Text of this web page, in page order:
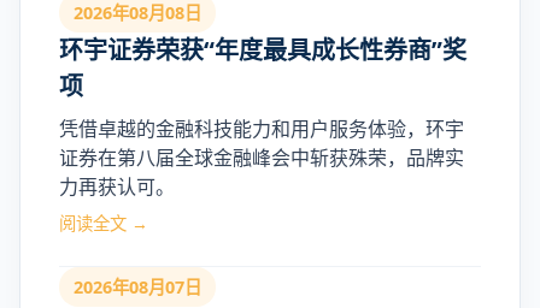
2026年08月08日
环宇证券荣获“年度最具成长性券商”奖
项
凭借卓越的金融科技能力和用户服务体验，环宇
证券在第八届全球金融峰会中斩获殊荣，品牌实
力再获认可。
阅读全文 →
2026年08月07日